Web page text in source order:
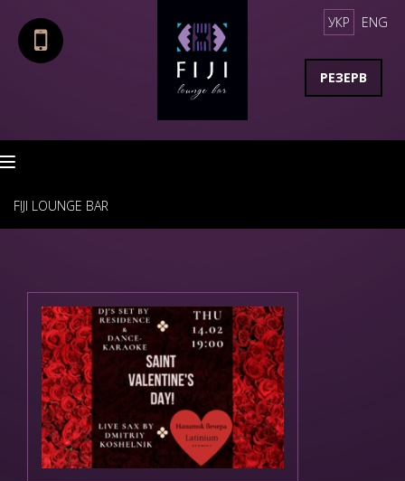
УКР ENG
РЕЗЕРВ
FIJI LOUNGE BAR